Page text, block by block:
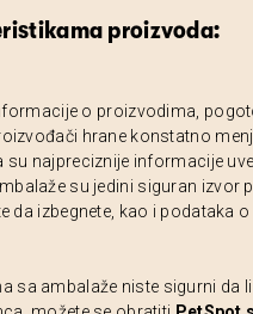
proizvoda:
o proizvodima,
hrane konstatno
najpreciznije informacije
su jedini siguran izvor
da izbegnete, kao i podataka
sa ambalaže niste sigurni da